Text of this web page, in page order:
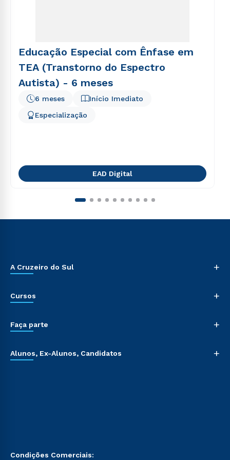
Educação Especial com Ênfase em
TEA (Transtorno do Espectro
Autista) - 6 meses
Início Imediato
6 meses
Especialização
EAD Digital
A Cruzeiro do Sul +
Cursos +
Faça parte +
Alunos, Ex-Alunos, Candidatos +
Condições Comerciais: